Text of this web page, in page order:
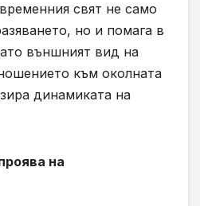
свят не само
но и помага в
външният вид на
към околната
динамиката на
на